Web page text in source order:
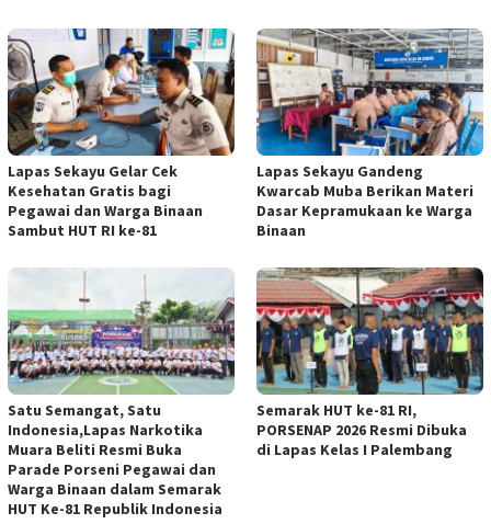
Lapas Sekayu Gelar Cek
Kesehatan Gratis bagi
Pegawai dan Warga Binaan
Sambut HUT RI ke-81
Lapas Sekayu Gandeng
Kwarcab Muba Berikan Materi
Dasar Kepramukaan ke Warga
Binaan
Satu Semangat, Satu
Indonesia,Lapas Narkotika
Muara Beliti Resmi Buka
Parade Porseni Pegawai dan
Warga Binaan dalam Semarak
HUT Ke-81 Republik Indonesia
Semarak HUT ke-81 RI,
PORSENAP 2026 Resmi Dibuka
di Lapas Kelas I Palembang